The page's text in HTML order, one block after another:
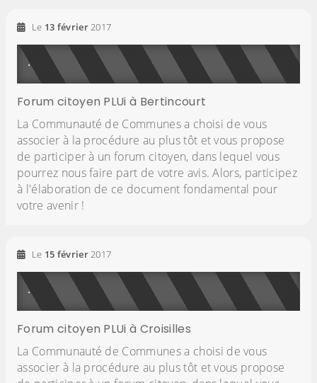
Le 13 février2017
Forum citoyen PLUi à Bertincourt
La Communauté de Communes a choisi de vous
associer à la procédure au plus tôt et vous propose
de participer à un forum citoyen, dans lequel vous
pourrez nous faire part de votre avis. Alors, participez
à l'élaboration de ce document fondamental pour
votre avenir !
Le 15 février2017
Forum citoyen PLUi à Croisilles
La Communauté de Communes a choisi de vous
associer à la procédure au plus tôt et vous propose